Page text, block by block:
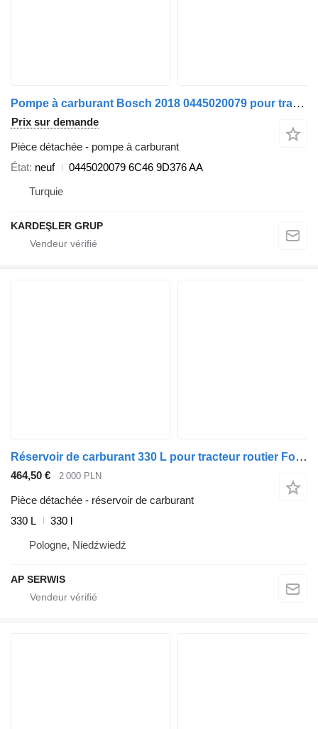
Pompe à carburant Bosch 2018 0445020079 pour tracteur routier Ford CARGO
Prix sur demande
Pièce détachée - pompe à carburant
État neuf
0445020079 6C46 9D376 AA
Turquie
KARDEŞLER GRUP
Réservoir de carburant 330 L pour tracteur routier Ford F MAX CARGO F LINE
464,50 € 2 000 PLN
Pièce détachée - réservoir de carburant
330 L
330 l
Pologne, Niedźwiedź
AP SERWIS